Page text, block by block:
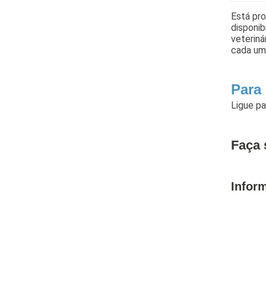
Está
cada
Ligue
Faça